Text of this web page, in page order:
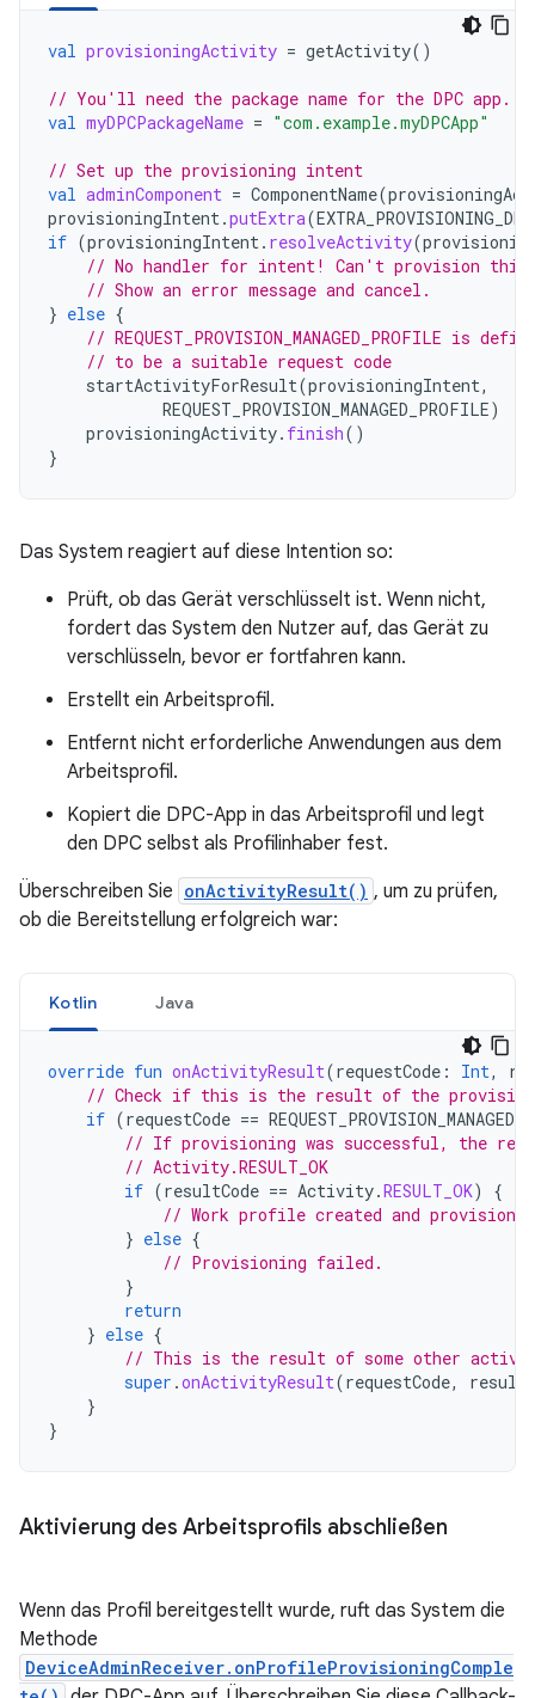
val provisioningActivity = getActivity()
// You'll need the package name for the DPC app.
val myDPCPackageName = "com.example.myDPCApp"
// Set up the provisioning intent
val adminComponent = ComponentName(
provisioningIntent.putExtra(
if (provisioningIntent. resolveActivity(
// No handler for intent! Can't provision this
// Show an error message and cancel.
} else {
// REQUEST_PROVISION_MANAGED_PROFILE is
// to be a suitable request code
startActivityForResult(provisioningIntent,
REQUEST_PROVISION_MANAGED_PROFILE)
provisioningActivity. finish()
}
Das System reagiert auf diese Intention so:
Prüft, ob das Gerät verschlüsselt ist. Wenn nicht,
fordert das System den Nutzer auf, das Gerät zu
verschlüsseln, bevor er fortfahren kann.
Erstellt ein Arbeitsprofil.
Entfernt nicht erforderliche Anwendungen aus dem
Arbeitsprofil.
Kopiert die DPC-App in das Arbeitsprofil und legt
den DPC selbst als Profilinhaber fest.
Überschreiben Sie onActivityResult() , um zu prüfen,
ob die Bereitstellung erfolgreich war:
Kotlin Java
override fun onActivityResult(requestCode : Int,
// Check if this is the result of the
if (requestCode ==
// If provisioning was successful, the
// Activity.RESULT_OK
if (resultCode == Activity.RESULT_OK)
{
// Work profile created and
} else {
// Provisioning failed.
}
return
} else {
// This is the result of some other
super .onActivityResult(requestCode,
}
}
Aktivierung des Arbeitsprofils abschließen
Wenn das Profil bereitgestellt wurde, ruft das System die
Methode
DeviceAdminReceiver.onProfileProvisioningComple